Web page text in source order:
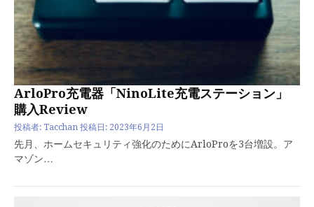
ArloPro充電器「NinoLite充電ステーション」
購入Review
投稿者: Tacchan 投稿日: 2023年6月2日
先月、ホームセキュリティ強化のためにArloProを3台増設。ア
マゾン…